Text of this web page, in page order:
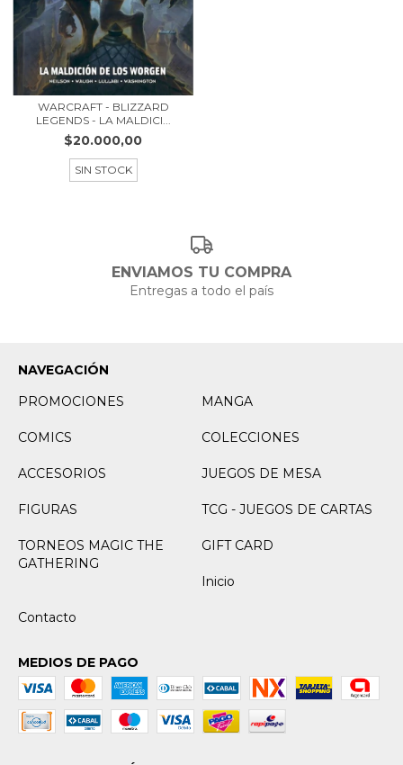
WARCRAFT - BLIZZARD
LEGENDS - LA MALDICI...
$20.000,00
SIN STOCK
ENVIAMOS TU COMPRA
Entregas a todo el país
NAVEGACIÓN
PROMOCIONES
MANGA
COMICS COLECCIONES
ACCESORIOS JUEGOS DE MESA
FIGURAS TCG - JUEGOS DE CARTAS
TORNEOS MAGIC THE
GATHERING
GIFT CARD
Inicio
Contacto
MEDIOS DE PAGO